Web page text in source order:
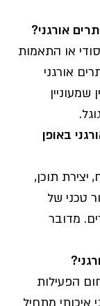
אורגני?
או התאמות
אורגני
באופן
תוכן,
טכני של
מדובר
הפעילות
איכותי מתחיל